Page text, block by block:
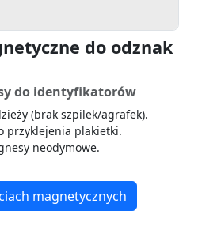
do odznak
do identyfikatorów
(brak szpilek/agrafek).
przyklejenia plakietki.
neodymowe.
magnetycznych